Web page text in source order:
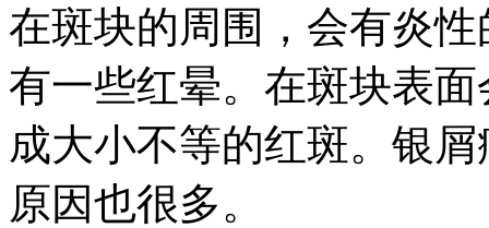
在斑块的周围，会有炎
有一些红晕。在斑块表
成大小不等的红斑。银
原因也很多。